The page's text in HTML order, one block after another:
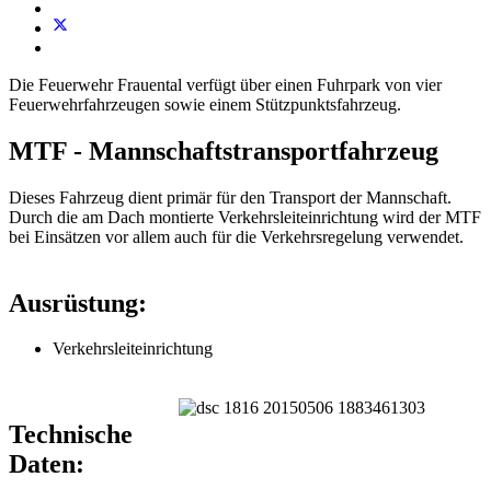
Die Feuerwehr Frauental verfügt über einen Fuhrpark von vier
Feuerwehrfahrzeugen sowie einem Stützpunktsfahrzeug.
MTF - Mannschaftstransportfahrzeug
Dieses Fahrzeug dient primär für den Transport der Mannschaft.
Durch die am Dach montierte Verkehrsleiteinrichtung wird der MTF
bei Einsätzen vor allem auch für die Verkehrsregelung verwendet.
Ausrüstung:
Verkehrsleiteinrichtung
Technische
Daten: